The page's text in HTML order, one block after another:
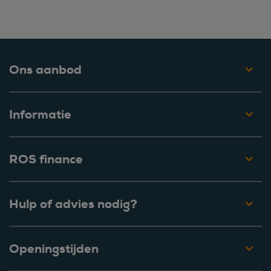
Ons aanbod
Informatie
ROS finance
Hulp of advies nodig?
Openingstijden